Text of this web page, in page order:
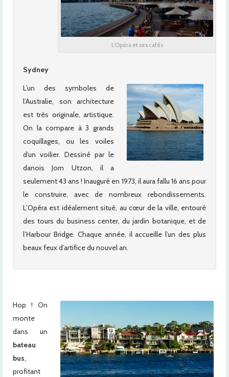
L’Opéra et ses cafés
Sydney
L’un des symboles de
l’Australie, son architecture
est très originale, artistique.
On la compare à 3 grands
coquillages, ou les voiles
d’un voilier. Dessiné par le
danois Jorn Utzon, il a
seulement 43 ans ! Inauguré en 1973, il aura fallu 16 ans pour
le construire, avec de nombreux rebondissements.
L’Opéra est idéalement situé, au cœur de la ville, entouré
des tours du business center, du jardin botanique, et de
l’Harbour Bridge. Chaque année, il accueille l’un des plus
beaux feux d’artifice du nouvel an.
Hop ! On
monte
dans un
bateau
bus,
profitant